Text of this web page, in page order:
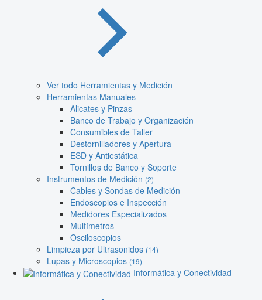
Ver todo Herramientas y Medición
Herramientas Manuales
Alicates y Pinzas
Banco de Trabajo y Organización
Consumibles de Taller
Destornilladores y Apertura
ESD y Antiestática
Tornillos de Banco y Soporte
Instrumentos de Medición (2)
Cables y Sondas de Medición
Endoscopios e Inspección
Medidores Especializados
Multímetros
Osciloscopios
Limpieza por Ultrasonidos (14)
Lupas y Microscopios (19)
Informática y Conectividad